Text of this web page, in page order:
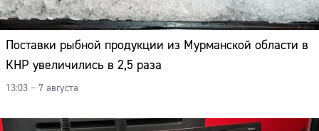
Поставки рыбной продукции из Мурманской области в
КНР увеличились в 2,5 раза
13:03 – 7 августа